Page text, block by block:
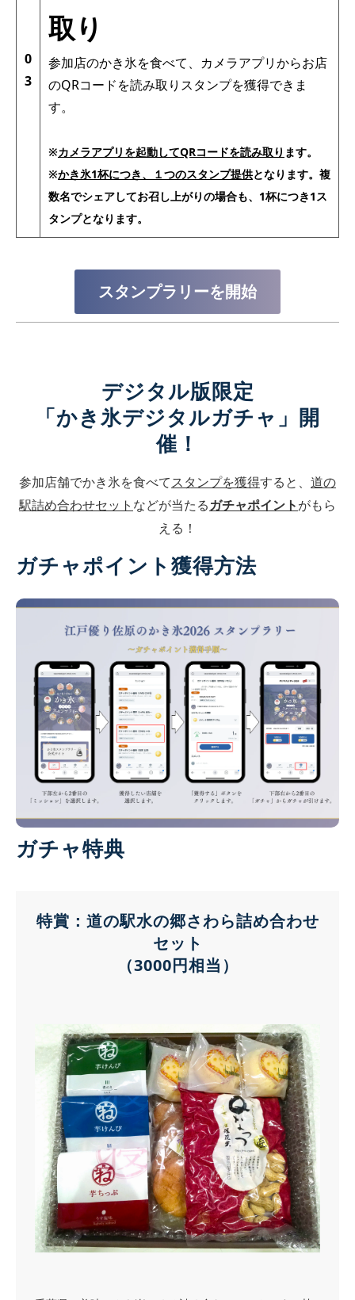
0
3
取り
参加店のかき氷を食べて、カメラアプリからお店
のQRコードを読み取りスタンプを獲得できま
す。
※カメラアプリを起動してQRコードを読み取り ます。
※かき氷1杯につき、１つのスタンプ提供となります。複
数名でシェアしてお召し上がりの場合も、1杯につき1ス
タンプとなります。
スタンプラリーを開始
デジタル版限定
「かき氷デジタルガチャ」開
催！
参加店舗でかき氷を食べてスタンプを獲得すると、 道の
駅詰め合わせセット などが当たるガチャポイントがもら
える！
ガチャポイント獲得方法
ガチャ特典
特賞：道の駅水の郷さわら詰め合わせ
セット
（3000円相当）